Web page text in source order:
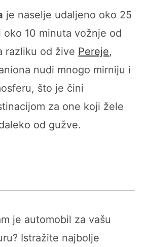
je naselje udaljeno oko 25
oko 10 minuta vožnje od
razliku od žive Pereje,
nudi mnogo mirniju i
što je čini
za one koji žele
od gužve.
je automobil za vašu
Istražite najbolje